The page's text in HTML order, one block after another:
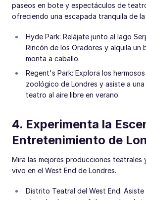
paseos en bote y espectáculos de
ofreciendo una escapada tranquila de
Hyde Park: Relájate junto al lago
Rincón de los Oradores y alquila un
monta a caballo.
Regent's Park: Explora los
zoológico de Londres y asiste a
teatro al aire libre en verano.
4. Experimenta la
Entretenimiento de
Mira las mejores producciones teatrales
vivo en el West End de Londres.
Distrito Teatral del West End: Asiste